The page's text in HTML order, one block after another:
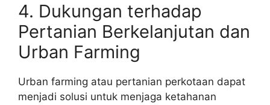
4. Dukungan terhadap
Pertanian Berkelanjutan dan
Urban Farming
Urban farming atau pertanian perkotaan dapat
menjadi solusi untuk menjaga ketahanan